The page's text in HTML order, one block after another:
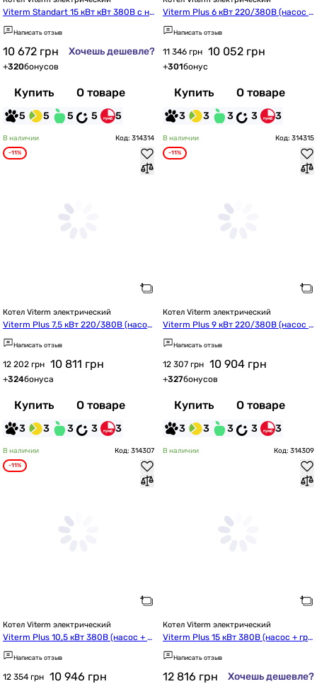
Viterm Standart 15 кВт кВт 380В с на
сосом
Написать отзыв
10 672 грн Хочешь дешевле?
+320бонусов
Купить О товаре
5 5 5 5 5
Viterm Plus 6 кВт 220/380В (насос +
группа безопасности)
Написать отзыв
11 346 грн 10 052 грн
+301бонус
Купить О товаре
3 3 3 3 3
В наличии Код: 314314
-11%
Котел Viterm электрический
Viterm Plus 7,5 кВт 220/380В (насос
+ группа безопасности)
Написать отзыв
12 202 грн 10 811 грн
+324бонуса
Купить О товаре
3 3 3 3 3
В наличии Код: 314315
-11%
Котел Viterm электрический
Viterm Plus 9 кВт 220/380В (насос +
группа безопасности)
Написать отзыв
12 307 грн 10 904 грн
+327бонусов
Купить О товаре
3 3 3 3 3
В наличии Код: 314307
-11%
Котел Viterm электрический
Viterm Plus 10,5 кВт 380В (насос + г
руппа безопасности)
Написать отзыв
12 354 грн 10 946 грн
В наличии Код: 314309
Котел Viterm электрический
Viterm Plus 15 кВт 380В (насос + гру
ппа безопасности)
Написать отзыв
12 816 грн Хочешь дешевле?